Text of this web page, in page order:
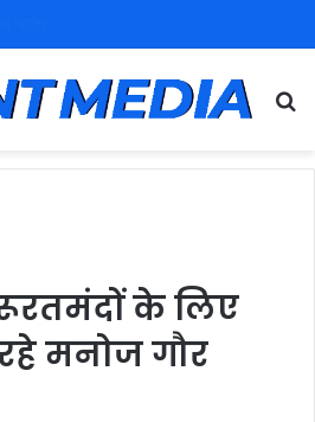
के लिए
मनोज गौर